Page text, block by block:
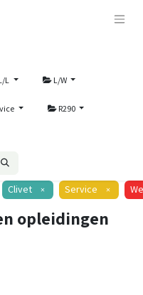
L L/W
R290
Clivet × Service ×
opleidingen